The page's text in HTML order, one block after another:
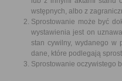
wstępnych, albo z
Sprostowanie może być
wystawienia jest on
stan cywilny, wydanego w
dane, które podlegają
Sprostowanie oczywistego